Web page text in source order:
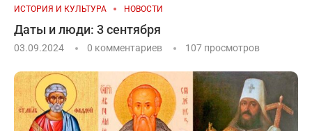
ИСТОРИЯ И КУЛЬТУРА НОВОСТИ
Даты и люди: 3 сентября
03.09.2024 0 комментариев 107 просмотров